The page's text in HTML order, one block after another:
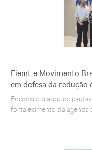
Fiemt e Movimento
em defesa da redução
Encontro tratou de
fortalecimento da agenda